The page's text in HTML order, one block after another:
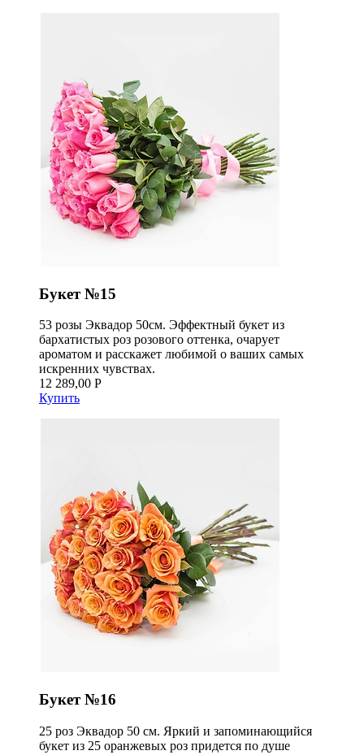
Букет №15
53 розы Эквадор 50см. Эффектный букет из
бархатистых роз розового оттенка, очарует
ароматом и расскажет любимой о ваших самых
искренних чувствах.
12 289,00 Р
Купить
Букет №16
25 роз Эквадор 50 см. Яркий и запоминающийся
букет из 25 оранжевых роз придется по душе